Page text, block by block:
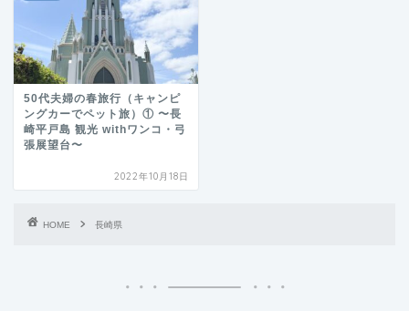
50代夫婦の春旅行（キャンピ
ングカーでペット旅）① 〜長
崎平戸島 観光 withワンコ・弓
張展望台〜
2022年10月18日
HOME 長崎県